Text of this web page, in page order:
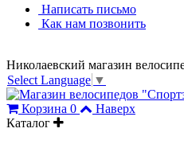
Написать письмо
Как нам позвонить
Николаевский магазин
Select Language ▼
Корзина 0
Наверх
Каталог